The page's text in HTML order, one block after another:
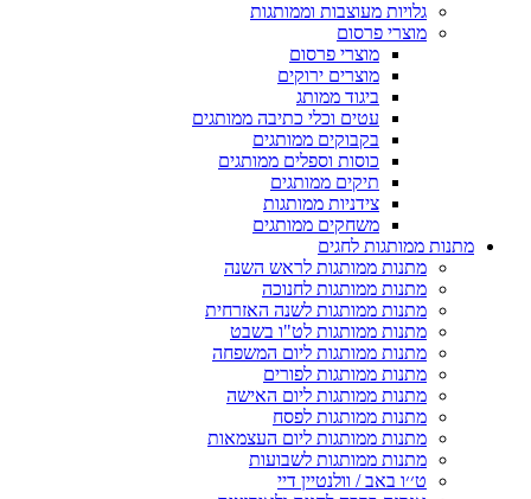
גלויות מעוצבות וממותגות
מוצרי פרסום
מוצרי פרסום
מוצרים ירוקים
ביגוד ממותג
עטים וכלי כתיבה ממותגים
בקבוקים ממותגים
כוסות וספלים ממותגים
תיקים ממותגים
צידניות ממותגות
משחקים ממותגים
מתנות ממותגות לחגים
מתנות ממותגות לראש השנה
מתנות ממותגות לחנוכה
מתנות ממותגות לשנה האזרחית
מתנות ממותגות לט"ו בשבט
מתנות ממותגות ליום המשפחה
מתנות ממותגות לפורים
מתנות ממותגות ליום האישה
מתנות ממותגות לפסח
מתנות ממותגות ליום העצמאות
מתנות ממותגות לשבועות
ט׳׳ו באב / וולנטיין דיי